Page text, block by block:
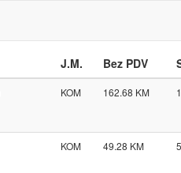
J.M. Bez PDV
KOM 162.68
KOM 49.28